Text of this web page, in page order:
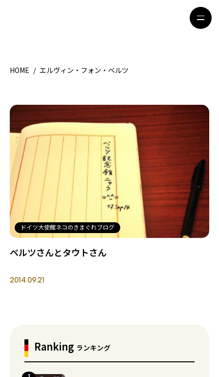
HOME
特集記事
観光ガイド
留学＆キャリア
ライフスタイル
著者一覧
ライター募集
HOME / エルヴィン・フォン・ベルツ
ドイツ大使館ネコのきまぐれブログ
ベルツさんとタウトさん
2014.09.21
Ranking ランキング